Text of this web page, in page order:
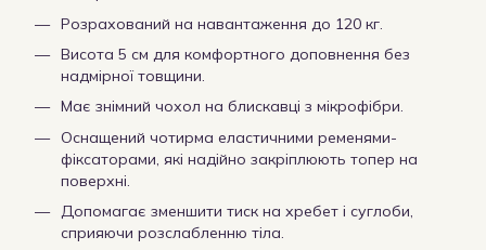
Розрахований на навантаження до 120 кг.
Висота 5 см для комфортного доповнення без
надмірної товщини.
Має знімний чохол на блискавці з мікрофібри.
Оснащений чотирма еластичними ременями-
фіксаторами, які надійно закріплюють топер на
поверхні.
Допомагає зменшити тиск на хребет і суглоби,
сприяючи розслабленню тіла.